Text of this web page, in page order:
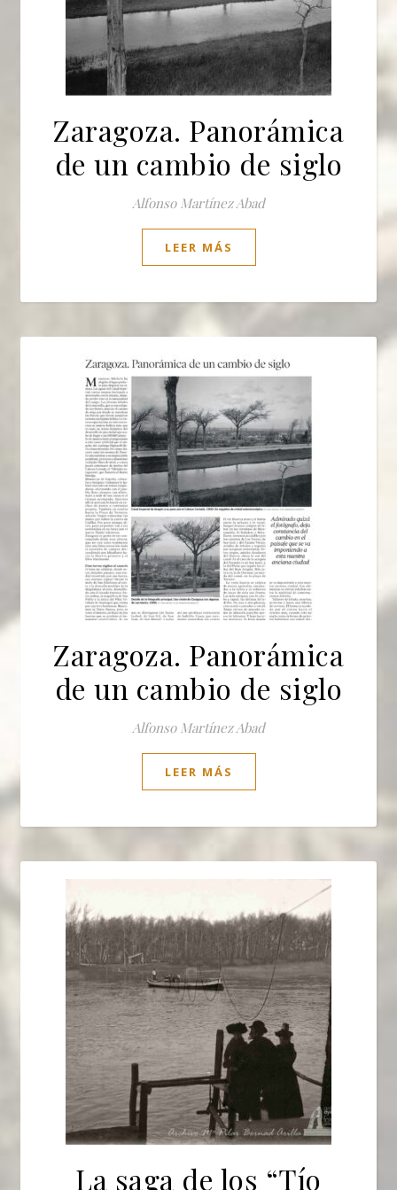
Zaragoza. Panorámica
de un cambio de siglo
Alfonso Martínez Abad
LEER MÁS
Zaragoza. Panorámica
de un cambio de siglo
Alfonso Martínez Abad
LEER MÁS
La saga de los “Tío